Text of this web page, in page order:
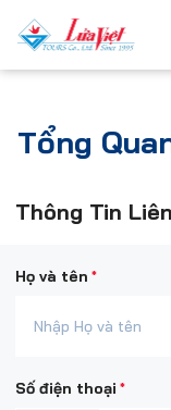
Tổng
Thông Tin
Họ và tên *
Số điện thoại *